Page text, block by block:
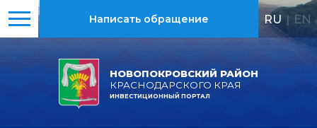
НОВОПОКРОВСКИЙ РАЙОН
КРАСНОДАРСКОГО КРАЯ
ИНВЕСТИЦИОННЫЙ ПОРТАЛ
Написать обращение RU | EN